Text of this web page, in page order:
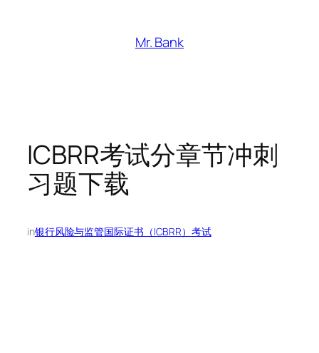
Mr. Bank
ICBRR考试分章节冲刺
习题下载
in银行风险与监管国际证书（ICBRR）考试